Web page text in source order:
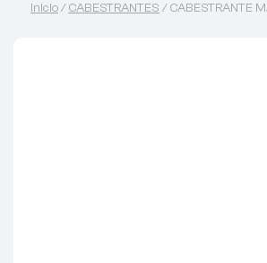
Inicio/CABESTRANTES / CABESTRANTE